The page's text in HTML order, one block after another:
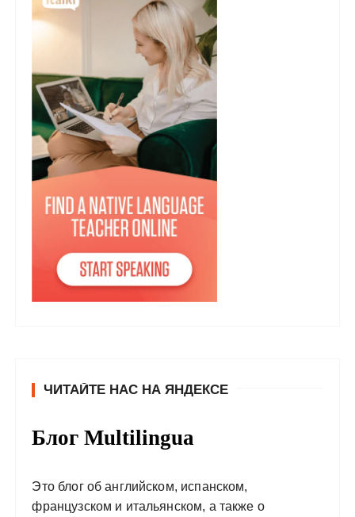
ЧИТАЙТЕ НАС НА ЯНДЕКСЕ
Блог Multilingua
Это блог об английском, испанском,
французском и итальянском, а также о